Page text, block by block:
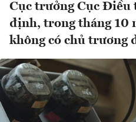
Cục trưởng Cục Điều
định, trong tháng 10
không có chủ trương